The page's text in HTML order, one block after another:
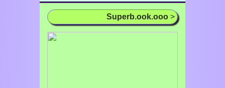
Superb.ook.ooo >